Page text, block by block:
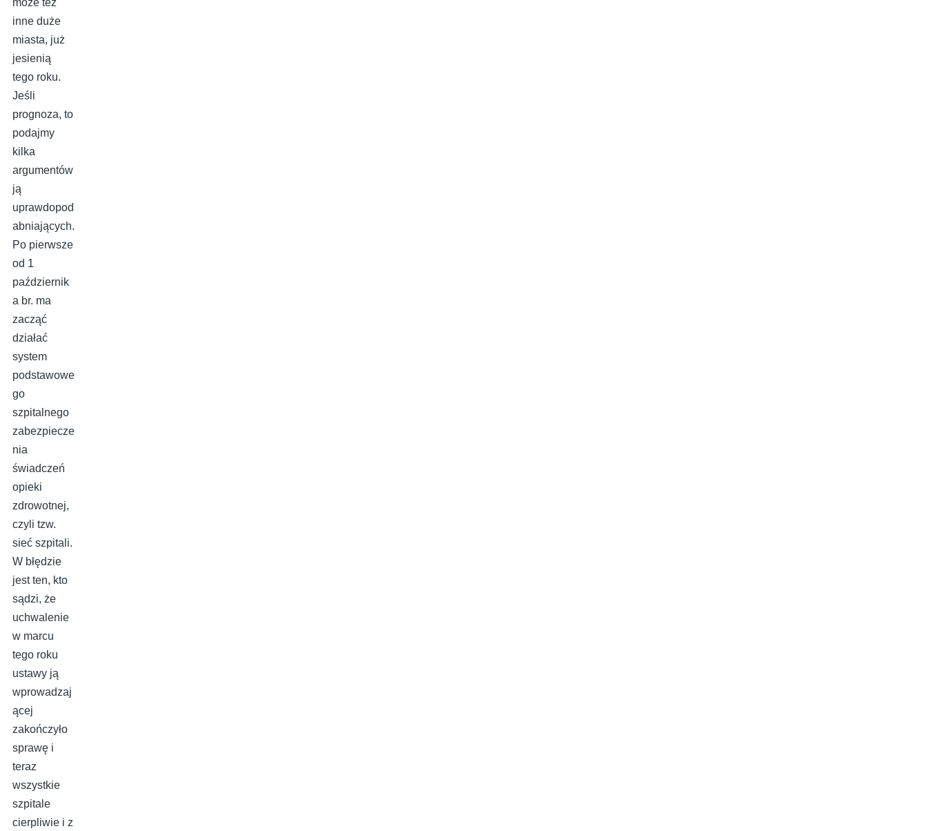
może też
inne duże
miasta, już
jesienią
tego roku.
Jeśli
prognoza, to
podajmy
kilka
argumentów
ją
uprawdopod
abniających.
Po pierwsze
od 1
październik
a br. ma
zacząć
działać
system
podstawowe
go
szpitalnego
zabezpiecze
nia
świadczeń
opieki
zdrowotnej,
czyli tzw.
sieć szpitali.
W błędzie
jest ten, kto
sądzi, że
uchwalenie
w marcu
tego roku
ustawy ją
wprowadzaj
ącej
zakończyło
sprawę i
teraz
wszystkie
szpitale
cierpliwie i z